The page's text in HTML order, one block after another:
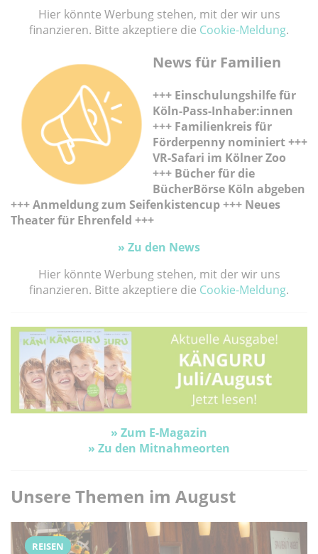
Hier könnte Werbung stehen, mit der wir uns
finanzieren. Bitte akzeptiere die Cookie-Meldung.
News für Familien
+++ Einschulungshilfe für
Köln-Pass-Inhaber:innen
+++ Familienkreis für
Förderpenny nominiert +++
VR-Safari im Kölner Zoo
+++ Bücher für die
BücherBörse Köln abgeben
+++ Anmeldung zum Seifenkistencup +++ Neues
Theater für Ehrenfeld +++
» Zu den News
Hier könnte Werbung stehen, mit der wir uns
finanzieren. Bitte akzeptiere die Cookie-Meldung.
» Zum E-Magazin
» Zu den Mitnahmeorten
Unsere Themen im August
REISEN